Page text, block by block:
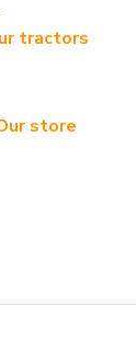
tractors
store